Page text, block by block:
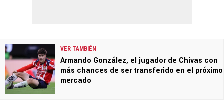
VER TAMBIÉN
Armando González, el jugador de Chivas con
más chances de ser transferido en el próximo
mercado